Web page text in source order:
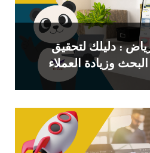
: دليلك لتحقيق
وزيادة العملاء